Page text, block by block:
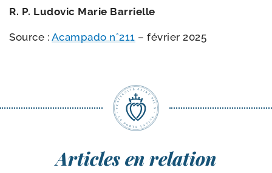
R. P. Ludovic Marie Barrielle
Source : Acampado n°211– février 2025
Articles en relation